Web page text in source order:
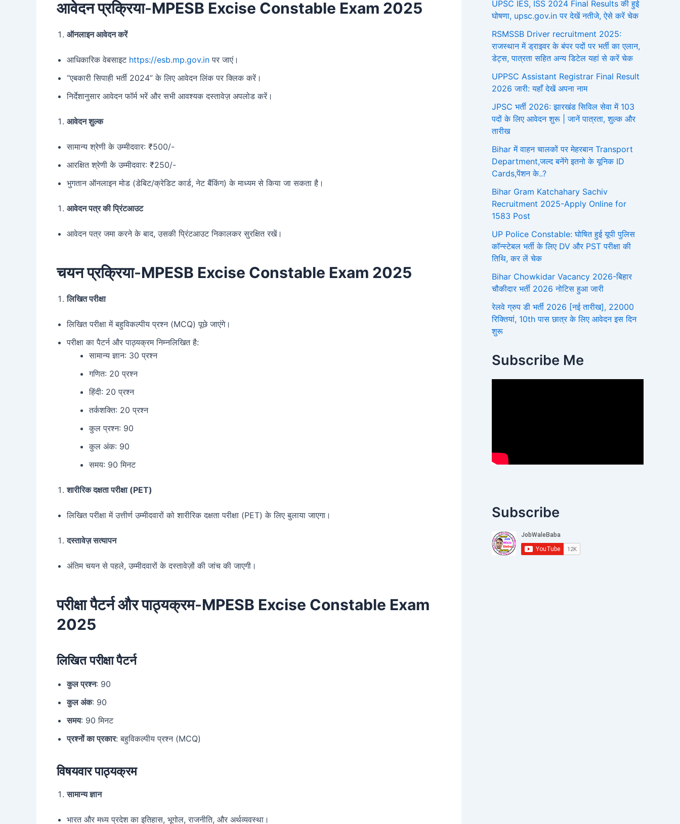
आवेदन प्रक्रिया-MPESB Excise Constable Exam 2025
ऑनलाइन आवेदन करें
आधिकारिक वेबसाइट https://esb.mp.gov.in पर जाएं।
“एबकारी सिपाही भर्ती 2024” के लिए आवेदन लिंक पर क्लिक करें।
निर्देशानुसार आवेदन फॉर्म भरें और सभी आवश्यक दस्तावेज़ अपलोड करें।
आवेदन शुल्क
सामान्य श्रेणी के उम्मीदवार: ₹500/-
आरक्षित श्रेणी के उम्मीदवार: ₹250/-
भुगतान ऑनलाइन मोड (डेबिट/क्रेडिट कार्ड, नेट बैंकिंग) के माध्यम से किया जा सकता है।
आवेदन पत्र की प्रिंटआउट
आवेदन पत्र जमा करने के बाद, उसकी प्रिंटआउट निकालकर सुरक्षित रखें।
चयन प्रक्रिया-MPESB Excise Constable Exam 2025
लिखित परीक्षा
लिखित परीक्षा में बहुविकल्पीय प्रश्न (MCQ) पूछे जाएंगे।
परीक्षा का पैटर्न और पाठ्यक्रम निम्नलिखित है:
सामान्य ज्ञान: 30 प्रश्न
गणित: 20 प्रश्न
हिंदी: 20 प्रश्न
तर्कशक्ति: 20 प्रश्न
कुल प्रश्न: 90
कुल अंक: 90
समय: 90 मिनट
शारीरिक दक्षता परीक्षा (PET)
लिखित परीक्षा में उत्तीर्ण उम्मीदवारों को शारीरिक दक्षता परीक्षा (PET) के लिए बुलाया जाएगा।
दस्तावेज़ सत्यापन
अंतिम चयन से पहले, उम्मीदवारों के दस्तावेज़ों की जांच की जाएगी।
परीक्षा पैटर्न और पाठ्यक्रम-MPESB Excise Constable Exam
2025
लिखित परीक्षा पैटर्न
कुल प्रश्न: 90
कुल अंक: 90
समय: 90 मिनट
प्रश्नों का प्रकार: बहुविकल्पीय प्रश्न (MCQ)
विषयवार पाठ्यक्रम
सामान्य ज्ञान
भारत और मध्य प्रदेश का इतिहास, भूगोल, राजनीति, और अर्थव्यवस्था।
UPSC IES, ISS 2024 Final Results की हुई
घोषणा, upsc.gov.in पर देखें नतीजे, ऐसे करें चेक
RSMSSB Driver recruitment 2025:
राजस्थान में ड्राइवर के बंपर पदों पर भर्ती का एलान,
डेट्स, पात्रता सहित अन्य डिटेल यहां से करें चेक
UPPSC Assistant Registrar Final Result
2026 जारी: यहाँ देखें अपना नाम
JPSC भर्ती 2026: झारखंड सिविल सेवा में 103
पदों के लिए आवेदन शुरू | जानें पात्रता, शुल्क और
तारीख
Bihar में वाहन चालकों पर मेहरबान Transport
Department,जल्द बनेंगे इतनो के यूनिक ID
Cards,पेंशन के..?
Bihar Gram Katchahary Sachiv
Recruitment 2025-Apply Online for
1583 Post
UP Police Constable: घोषित हुई यूपी पुलिस
कॉन्स्टेबल भर्ती के लिए DV और PST परीक्षा की
तिथि, कर लें चेक
Bihar Chowkidar Vacancy 2026-बिहार
चौकीदार भर्ती 2026 नोटिस हुआ जारी
रेलवे ग्रुप डी भर्ती 2026 [नई तारीख], 22000
रिक्तियां, 10th पास छात्र के लिए आवेदन इस दिन
शुरू
Subscribe Me
Subscribe